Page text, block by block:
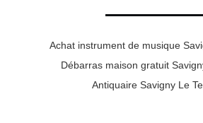
Achat instrument de musique
Débarras maison gratuit
Antiquaire Savigny Le